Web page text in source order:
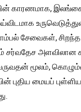
காரணமாக,
சேவைகள், சிறந்த
சர்வதேச
மூலம்,
புதிய மையப்